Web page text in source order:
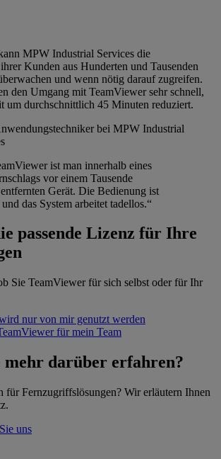
MPW Industrial Services die
Kunden aus Hunderten und Tausenden
und wenn nötig darauf zugreifen.
den Umgang mit TeamViewer sehr schnell,
um durchschnittlich 45 Minuten reduziert.
bei MPW Industrial
ist man innerhalb eines
vor einem Tausende
Gerät. Die Bedienung ist
das System arbeitet tadellos.“
passende Lizenz für Ihre
Sie TeamViewer für sich selbst oder für Ihr
nur von mir genutzt werden
für mein Team
mehr darüber erfahren?
für Fernzugriffslösungen? Wir erläutern Ihnen
uns